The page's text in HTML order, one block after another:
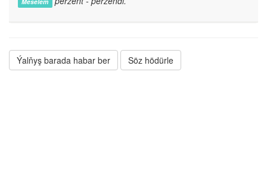
Ýalňyş barada habar ber Söz hödürle